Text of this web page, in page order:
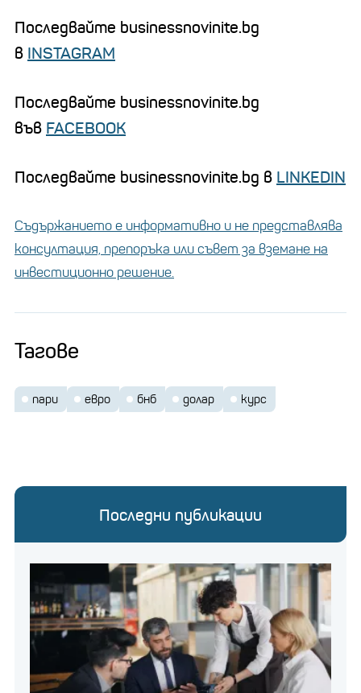
Последвайте businessnovinite.bg
в INSTAGRAM
Последвайте businessnovinite.bg
във FACEBOOK
Последвайте businessnovinite.bg в LINKEDIN
Съдържанието е информативно и не представлява
консултация, препоръка или съвет за вземане на
инвестиционно решение.
Тагове
пари евро бнб долар курс
Последни публикации